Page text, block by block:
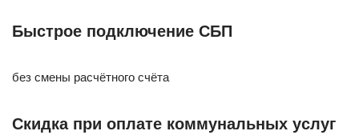
Быстрое подключение СБП
без смены расчётного счёта
Скидка при оплате коммунальных услуг